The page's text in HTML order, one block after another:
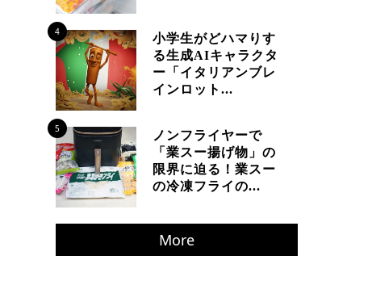
4
小学生がどハマりす
る生成AIキャラクタ
ー「イタリアンブレ
インロット...
5
ノンフライヤーで
「業スー揚げ物」の
限界に迫る！業スー
の冷凍フライの...
More